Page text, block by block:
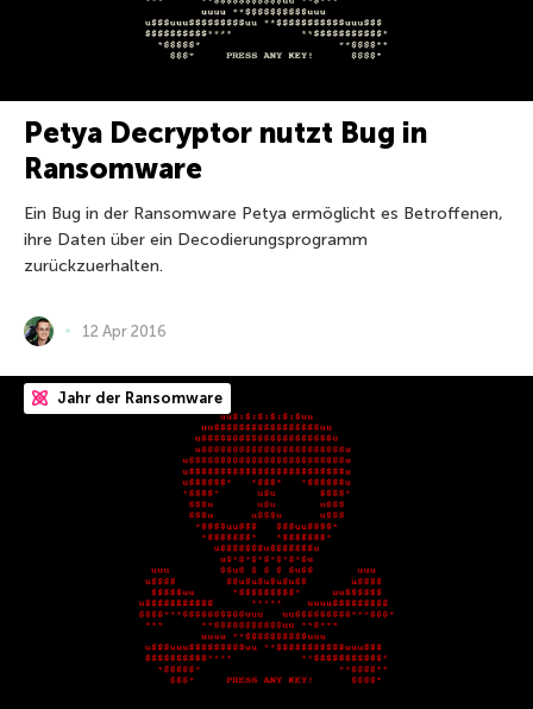
Petya Decryptor nutzt Bug in
Ransomware
Ein Bug in der Ransomware Petya ermöglicht es Betroffenen,
ihre Daten über ein Decodierungsprogramm
zurückzuerhalten.
12 Apr 2016
Jahr der Ransomware